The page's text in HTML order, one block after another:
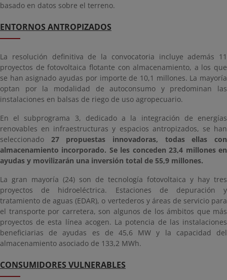
basado en datos sobre el terreno.
ENTORNOS ANTROPIZADOS
La resolución definitiva de la convocatoria incluye además 11
proyectos de fotovoltaica flotante con almacenamiento, a los que
se han asignado ayudas por importe de 10,1 millones. La mayoría
optan por la modalidad de autoconsumo y predominan las
instalaciones en balsas de riego de uso agropecuario.
En el subprograma 3, dedicado a la integración de energías
renovables en infraestructuras y espacios antropizados, se han
seleccionado 27 propuestas innovadoras, todas ellas con
almacenamiento incorporado. Se les conceden 23,4 millones en
ayudas y movilizarán una inversión total de 55,9 millones.
La gran mayoría (24) son de tecnología fotovoltaica y hay tres
proyectos de hidroeléctrica. Estaciones de depuración y
tratamiento de aguas (EDAR), o vertederos y áreas de servicio para
el transporte por carretera, son algunos de los ámbitos que más
proyectos de esta línea acogen. La potencia de las instalaciones
beneficiarias de ayudas es de 45,6 MW y la capacidad del
almacenamiento asociado de 133,2 MWh.
CONSUMIDORES VULNERABLES